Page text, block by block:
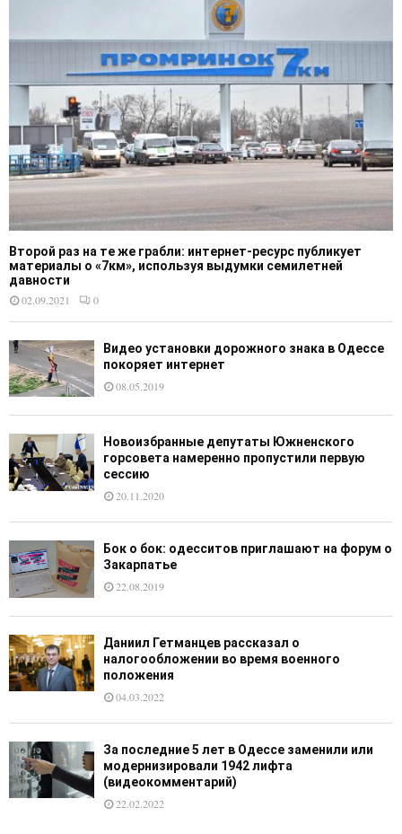
Второй раз на те же грабли: интернет-ресурс публикует
материалы о «7км», используя выдумки семилетней
давности
02.09.2021
0
Видео установки дорожного знака в Одессе
покоряет интернет
08.05.2019
Новоизбранные депутаты Южненского
горсовета намеренно пропустили первую
сессию
20.11.2020
Бок о бок: одесситов приглашают на форум о
Закарпатье
22.08.2019
Даниил Гетманцев рассказал о
налогообложении во время военного
положения
04.03.2022
За последние 5 лет в Одессе заменили или
модернизировали 1942 лифта
(видеокомментарий)
22.02.2022